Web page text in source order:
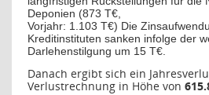
Deponien (873 T€,
Vorjahr: 1.103 T€) Die
Kreditinstituten sanken infolge der
Darlehenstilgung um 15 T€.
Danach ergibt sich ein
Verlustrechnung in Höhe von